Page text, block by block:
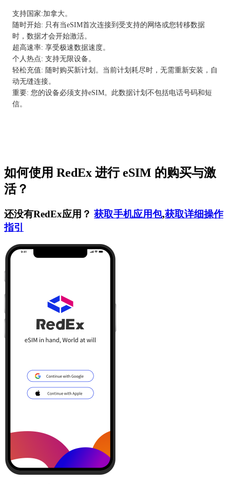
支持国家:加拿大。
随时开始: 只有当eSIM首次连接到受支持的网络或您转移数据
时，数据才会开始激活。
超高速率: 享受极速数据速度。
个人热点: 支持无限设备。
轻松充值: 随时购买新计划。当前计划耗尽时，无需重新安装，自
动无缝连接。
重要: 您的设备必须支持eSIM。此数据计划不包括电话号码和短
信。
如何使用 RedEx 进行 eSIM 的购买与激
活？
还没有RedEx应用？ 获取手机应用包,获取详细操作
指引